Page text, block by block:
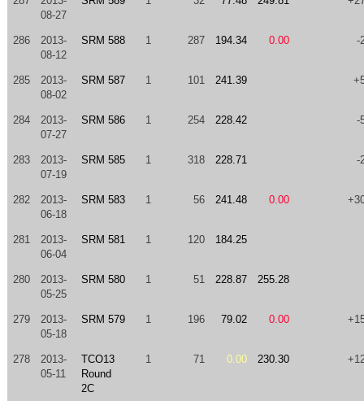
08-27
286
2013-
08-12
SRM 588 1 287 194.34 0.00 -
285
2013-
08-02
SRM 587 1 101 241.39
284
2013-
07-27
SRM 586 1 254 228.42 -
283
2013-
07-19
SRM 585 1 318 228.71 -
282
2013-
06-18
SRM 583 1 56 241.48 0.00
281
2013-
06-04
SRM 581 1 120 184.25
280
2013-
05-25
SRM 580 1 51 228.87 255.28
279
2013-
05-18
SRM 579 1 196 79.02 0.00
278
2013-
05-11
TCO13
Round
2C
1 71 0.00 230.30